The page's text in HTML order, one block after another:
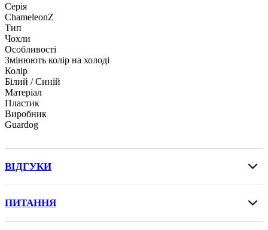
Серія
ChameleonZ
Тип
Чохли
Особливості
Змінюють колір на холоді
Колір
Білий / Синій
Матеріал
Пластик
Виробник
Guardog
ВІДГУКИ
ПИТАННЯ